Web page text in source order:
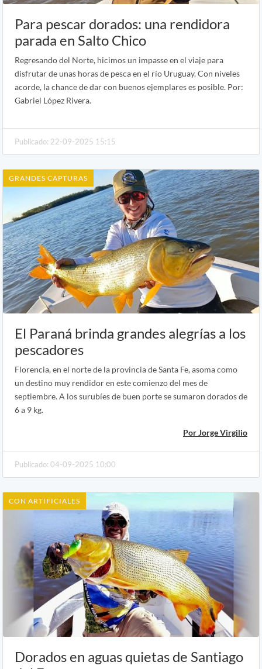
Para pescar dorados: una rendidora
parada en Salto Chico
Regresando del Norte, hicimos un impasse en el viaje para
disfrutar de unas horas de pesca en el río Uruguay. Con niveles
acorde, la chance de dar con buenos ejemplares es posible. Por:
Gabriel López Rivera.
Publicado: 22-09-2025 15:15
GRANDES CAPTURAS
El Paraná brinda grandes alegrías a los
pescadores
Florencia, en el norte de la provincia de Santa Fe, asoma como
un destino muy rendidor en este comienzo del mes de
septiembre. A los surubíes de buen porte se sumaron dorados de
6 a 9 kg.
Por Jorge Virgilio
Publicado: 04-09-2025 10:00
CON ARTIFICIALES
Dorados en aguas quietas de Santiago